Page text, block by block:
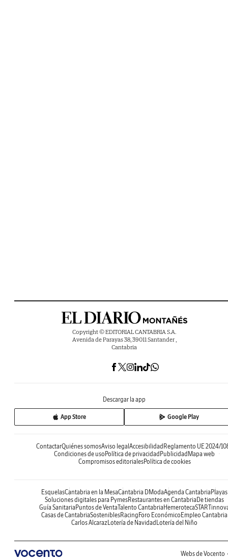
Copyright © EDITORIAL CANTABRIA S.A.
Avenida de Parayas 38, 39011 Santander ,
Cantabria
Descargar la app
App Store Google Play
ContactarQuiénes somosAviso legalAccesibilidadReglamento UE 2024/
Condiciones de usoPolítica de privacidadPublicidadMapa web
Compromisos editorialesPolítica de cookies
EsquelasCantabria en la MesaCantabria DModaAgenda CantabriaPlayas
Soluciones digitales para PymesRestaurantes en CantabriaDe tiendas
Guía SanitariaPuntos de VentaTalento CantabriaHemeroteca
Casas de CantabriaSosteniblesRacingForo EconómicoEmpleo Cantabria
Carlos AlcarazLotería de NavidadLotería del Niño
Webs de Vocento